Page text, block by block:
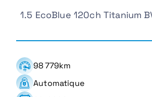
1.5 EcoBlue 120ch Titanium
98 779km
Automatique